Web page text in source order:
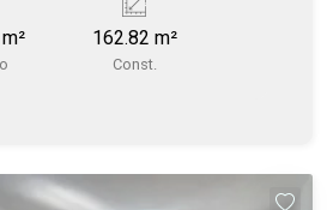
162.82 m²
Const.